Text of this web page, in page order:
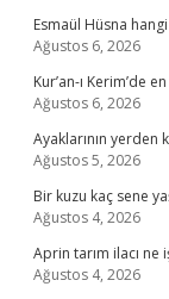
Esmaül Hüsna
Ağustos 6, 2026
Kur’an-ı Kerim’de
Ağustos 6, 2026
Ayaklarının yerden
Ağustos 5, 2026
Bir kuzu kaç sene
Ağustos 4, 2026
Aprin tarım ilacı ne
Ağustos 4, 2026